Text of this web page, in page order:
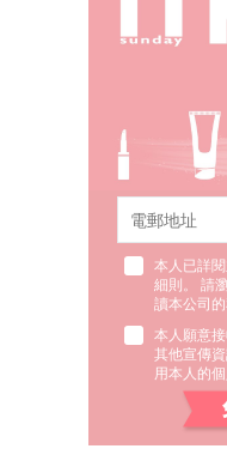
本人已詳
細則。 請
讀本公司的
本人願意
其他宣傳
用本人的